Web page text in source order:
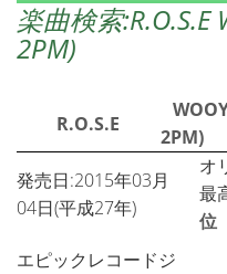
楽曲検索:R.O.S.E
2PM)
R.O.S.E
2PM)
発売日:2015年03月
04日(平成27年)
オ
最
位
エピックレコードジ